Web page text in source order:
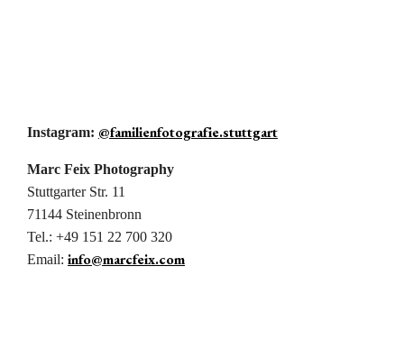
Insta­gram: @familienfotografie.stuttgart
Marc Feix Photography
Stutt­garter Str. 11
71144 Steinenbronn
Tel.: +49 151 22 700 320
Email: info@marcfeix.com